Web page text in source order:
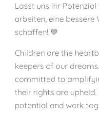
Lasst uns ihr
arbeiten, eine bessere
schaffen! 💙
Children are the
keepers of our
committed to
their rights are upheld.
potential and work